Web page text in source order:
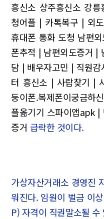
흥신소 상주흥신소 강릉
청어플 | 카톡복구 | 외
휴대폰 통화 도청 남편
폰추적 | 남편외도증거 |
담 | 배우자고민 | 직원감
터 흥신소 | 사람찾기 |
둥이폰.복제폰이궁금하
플옮기기 스파이앱apk |
증거 급락한 것이다.
가상자산거래소 경영진
워진다. 임원이 벌금 이
P) 자격이 직권말소될 수